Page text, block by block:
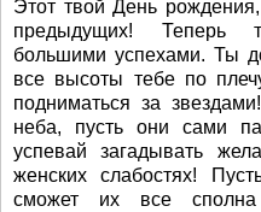
Этот твой День
предыдущих! Теперь
большими успехами. Ты
все высоты тебе по
подниматься за
неба, пусть они сами
успевай загадывать
женских слабостях!
сможет их все сполна